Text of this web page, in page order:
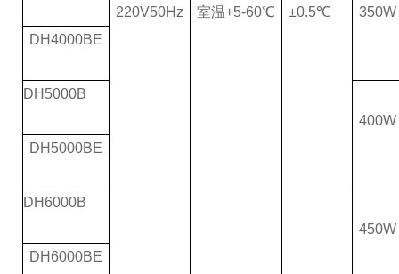
220V50Hz 室温+5-60℃ ±0.5℃
350W
DH4000BE
DH5000B
400W
DH5000BE
DH6000B
450W
DH6000BE